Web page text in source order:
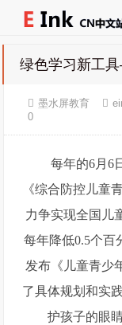
绿色学习新工
墨水屏教育
0
每年的6月6日
《综合防控儿童
力争实现全国儿
每年降低0.5个百
发布《儿童青少
了具体规划和实
护孩子的眼